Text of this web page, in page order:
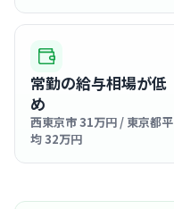
常勤の給与相場が低
め
西東京市 31万円 / 東京都平
均 32万円